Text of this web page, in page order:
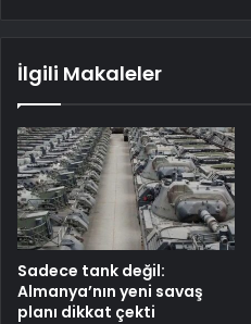
İlgili Makaleler
Sadece tank değil:
Almanya’nın yeni savaş
planı dikkat çekti